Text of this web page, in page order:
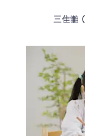
三隹雦